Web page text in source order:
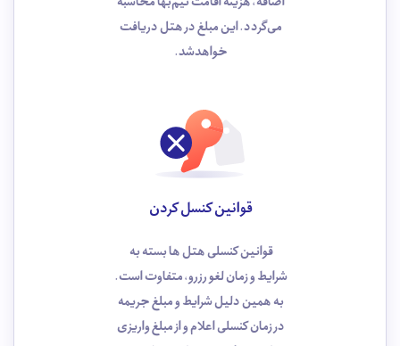
می‌گردد. این مبلغ در هتل دریافت
خواهدشد.
قوانین کنسل کردن
قوانین کنسلی هتل ها بسته به
شرایط و زمان لغو رزرو، متفاوت است.
به همین دلیل شرایط و مبلغ جریمه
در زمان کنسلی اعلام و از مبلغ واریزی